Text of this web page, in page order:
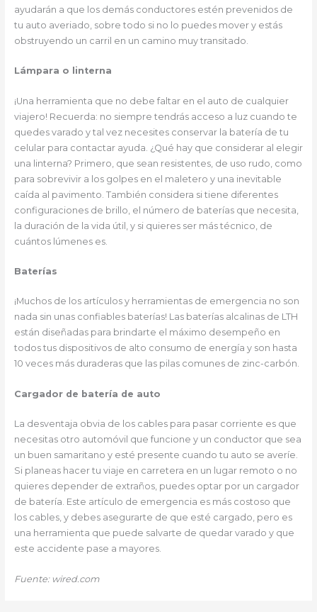
ayudarán a que los demás conductores estén prevenidos de
tu auto averiado, sobre todo si no lo puedes mover y estás
obstruyendo un carril en un camino muy transitado.
Lámpara o linterna
¡Una herramienta que no debe faltar en el auto de cualquier
viajero! Recuerda: no siempre tendrás acceso a luz cuando te
quedes varado y tal vez necesites conservar la batería de tu
celular para contactar ayuda. ¿Qué hay que considerar al elegir
una linterna? Primero, que sean resistentes, de uso rudo, como
para sobrevivir a los golpes en el maletero y una inevitable
caída al pavimento. También considera si tiene diferentes
configuraciones de brillo, el número de baterías que necesita,
la duración de la vida útil, y si quieres ser más técnico, de
cuántos lúmenes es.
Baterías
¡Muchos de los artículos y herramientas de emergencia no son
nada sin unas confiables baterías! Las baterías alcalinas de LTH
están diseñadas para brindarte el máximo desempeño en
todos tus dispositivos de alto consumo de energía y son hasta
10 veces más duraderas que las pilas comunes de zinc-carbón.
Cargador de batería de auto
La desventaja obvia de los cables para pasar corriente es que
necesitas otro automóvil que funcione y un conductor que sea
un buen samaritano y esté presente cuando tu auto se averíe.
Si planeas hacer tu viaje en carretera en un lugar remoto o no
quieres depender de extraños, puedes optar por un cargador
de batería. Este artículo de emergencia es más costoso que
los cables, y debes asegurarte de que esté cargado, pero es
una herramienta que puede salvarte de quedar varado y que
este accidente pase a mayores.
Fuente: wired.com